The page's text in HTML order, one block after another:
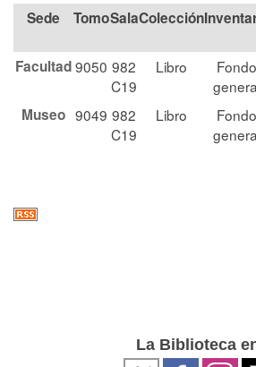
TomoSalaColección
Facultad9050 982
C19
Libro
Fondo
Museo 9049 982
C19
Libro
Fondo
La Biblioteca